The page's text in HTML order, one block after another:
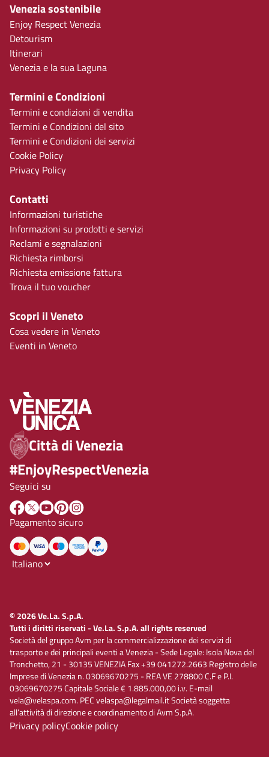
Venezia sostenibile
Enjoy Respect Venezia
Detourism
Itinerari
Venezia e la sua Laguna
Termini e Condizioni
Termini e condizioni di vendita
Termini e Condizioni del sito
Termini e Condizioni dei servizi
Cookie Policy
Privacy Policy
Contatti
Informazioni turistiche
Informazioni su prodotti e servizi
Reclami e segnalazioni
Richiesta rimborsi
Richiesta emissione fattura
Trova il tuo voucher
Scopri il Veneto
Cosa vedere in Veneto
Eventi in Veneto
Città di Venezia
#EnjoyRespectVenezia
Seguici su
Pagamento sicuro
© 2026 Ve.La. S.p.A.
Tutti i diritti riservati - Ve.La. S.p.A. all rights reserved
Società del gruppo Avm per la commercializzazione dei servizi di
trasporto e dei principali eventi a Venezia - Sede Legale: Isola Nova del
Tronchetto, 21 - 30135 VENEZIA Fax +39 041272.2663 Registro delle
Imprese di Venezia n. 03069670275 - REA VE 278800 C.F e P.I.
03069670275 Capitale Sociale € 1.885.000,00 i.v. E-mail
vela@velaspa.com. PEC velaspa@legalmail.it Società soggetta
all’attività di direzione e coordinamento di Avm S.p.A.
Privacy policyCookie policy